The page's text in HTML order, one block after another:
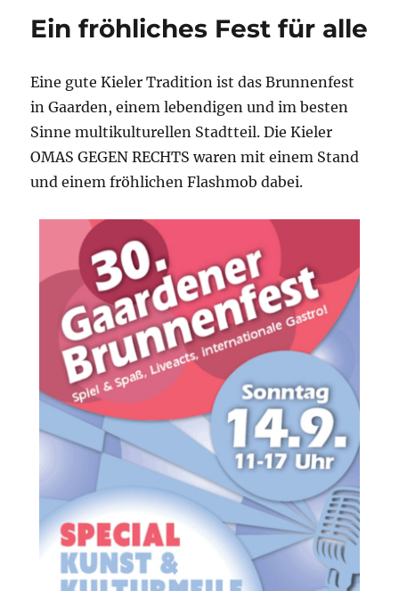
Ein fröhliches Fest für alle
Eine gute Kieler Tradition ist das Brunnenfest
in Gaarden, einem lebendigen und im besten
Sinne multikulturellen Stadtteil. Die Kieler
OMAS GEGEN RECHTS waren mit einem Stand
und einem fröhlichen Flashmob dabei.